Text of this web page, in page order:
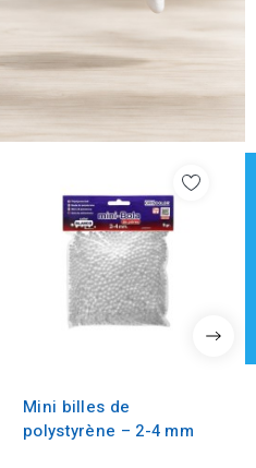
Mini billes de
polystyrène – 2-4 mm